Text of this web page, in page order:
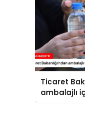
Ticaret
ambalajlı
haksız